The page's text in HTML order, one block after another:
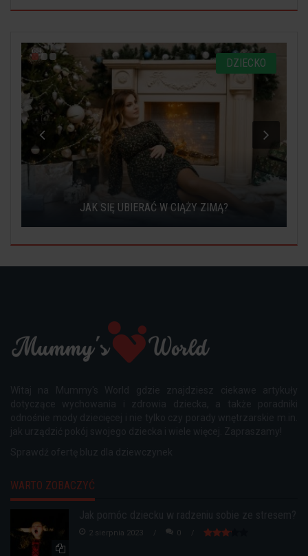
DZIECKO
JAK SIĘ UBIERAĆ W CIĄŻY ZIMĄ?
WARTO ZOBACZYĆ
2 sierpnia 2023 0